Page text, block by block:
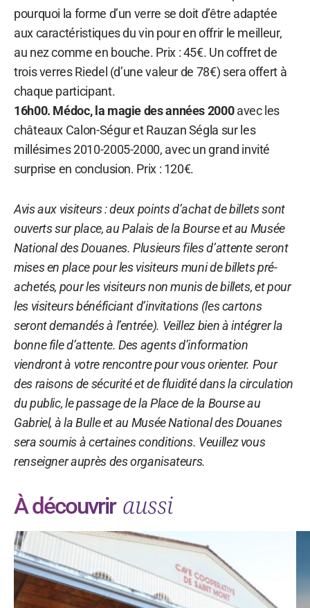
pourquoi la forme d’un verre se doit d’être adaptée
aux caractéristiques du vin pour en offrir le meilleur,
au nez comme en bouche. Prix : 45€. Un coffret de
trois verres Riedel (d’une valeur de 78€) sera offert à
chaque participant.
16h00. Médoc, la magie des années 2000avec les
châteaux Calon-Ségur et Rauzan Ségla sur les
millésimes 2010-2005-2000, avec un grand invité
surprise en conclusion. Prix : 120€.
Avis aux visiteurs : deux points d’achat de billets sont
ouverts sur place, au Palais de la Bourse et au Musée
National des Douanes. Plusieurs files d’attente seront
mises en place pour les visiteurs muni de billets pré-
achetés, pour les visiteurs non munis de billets, et pour
les visiteurs bénéficiant d’invitations (les cartons
seront demandés à l’entrée). Veillez bien à intégrer la
bonne file d’attente. Des agents d’information
viendront à votre rencontre pour vous orienter. Pour
des raisons de sécurité et de fluidité dans la circulation
du public, le passage de la Place de la Bourse au
Gabriel, à la Bulle et au Musée National des Douanes
sera soumis à certaines conditions. Veuillez vous
renseigner auprès des organisateurs.
À découvrir aussi